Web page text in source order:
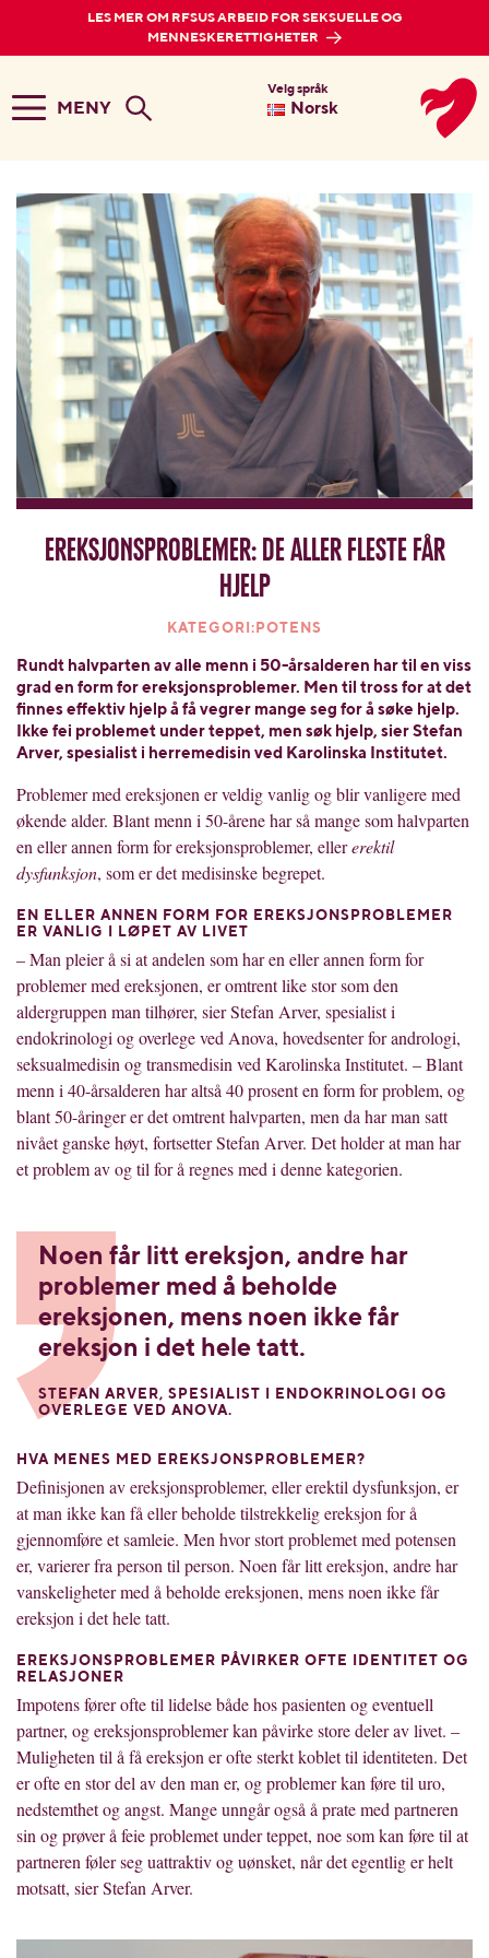
LES MER OM RFSUS ARBEID FOR SEKSUELLE OG
MENNESKERETTIGHETER
MENY
Velg språk
Norsk
Ereksjonsproblemer: de aller fleste får
hjelp
KATEGORI:POTENS
Rundt halvparten av alle menn i 50-årsalderen har til en viss
grad en form for ereksjonsproblemer. Men til tross for at det
finnes effektiv hjelp å få vegrer mange seg for å søke hjelp.
Ikke fei problemet under teppet, men søk hjelp, sier Stefan
Arver, spesialist i herremedisin ved Karolinska Institutet.
Problemer med ereksjonen er veldig vanlig og blir vanligere med
økende alder. Blant menn i 50-årene har så mange som halvparten
en eller annen form for ereksjonsproblemer, ellererektil
dysfunksjon, som er det medisinske begrepet.
EN ELLER ANNEN FORM FOR EREKSJONSPROBLEMER
ER VANLIG I LØPET AV LIVET
– Man pleier å si at andelen som har en eller annen form for
problemer med ereksjonen, er omtrent like stor som den
aldergruppen man tilhører, sier Stefan Arver, spesialist i
endokrinologi og overlege ved Anova, hovedsenter for andrologi,
seksualmedisin og transmedisin ved Karolinska Institutet. – Blant
menn i 40-årsalderen har altså 40 prosent en form for problem, og
blant 50-åringer er det omtrent halvparten, men da har man satt
nivået ganske høyt, fortsetter Stefan Arver. Det holder at man har
et problem av og til for å regnes med i denne kategorien.
Noen får litt ereksjon, andre har
problemer med å beholde
ereksjonen, mens noen ikke får
ereksjon i det hele tatt.
STEFAN ARVER, SPESIALIST I ENDOKRINOLOGI OG
OVERLEGE VED ANOVA.
HVA MENES MED EREKSJONSPROBLEMER?
Definisjonen av ereksjonsproblemer, eller erektil dysfunksjon, er
at man ikke kan få eller beholde tilstrekkelig ereksjon for å
gjennomføre et samleie. Men hvor stort problemet med potensen
er, varierer fra person til person. Noen får litt ereksjon, andre har
vanskeligheter med å beholde ereksjonen, mens noen ikke får
ereksjon i det hele tatt.
EREKSJONSPROBLEMER PÅVIRKER OFTE IDENTITET OG
RELASJONER
Impotens fører ofte til lidelse både hos pasienten og eventuell
partner, og ereksjonsproblemer kan påvirke store deler av livet. –
Muligheten til å få ereksjon er ofte sterkt koblet til identiteten. Det
er ofte en stor del av den man er, og problemer kan føre til uro,
nedstemthet og angst. Mange unngår også å prate med partneren
sin og prøver å feie problemet under teppet, noe som kan føre til at
partneren føler seg uattraktiv og uønsket, når det egentlig er helt
motsatt, sier Stefan Arver.